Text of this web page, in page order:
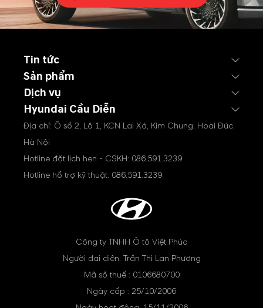
Tin tức
Sản phẩm
Dịch vụ
Hyundai Cầu Diễn
Địa chỉ: Ô số 2, Lô 1, KCN Lai Xá, Kim Chung, Hoài Đức,
Hà Nội
Hotline đặt lịch hẹn - CSKH: 086.591.3239
Hotline hỗ trợ kỹ thuật: 086.591.3239
Công ty TNHH Ô tô Việt Phúc
Người đại diện: Trần Thị Lan Phương
Mã số thuế : 0106680700
Ngày cấp : 25/10/2006